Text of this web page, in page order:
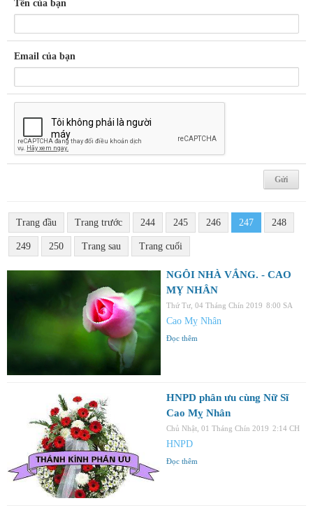
Tên của bạn
Email của bạn
Trang đầu Trang trước 244 245 246 247 248
249 250 Trang sau Trang cuối
NGÔI NHÀ VẮNG. - CAO
MỴ NHÂN
Thứ Tư, 04 Tháng Chín 2019 8:00 SA
Cao Mỵ Nhân
Đọc thêm
HNPD phân ưu cùng Nữ Sĩ
Cao Mỵ Nhân
Chủ Nhật, 01 Tháng Chín 2019 2:14 CH
HNPD
Đọc thêm